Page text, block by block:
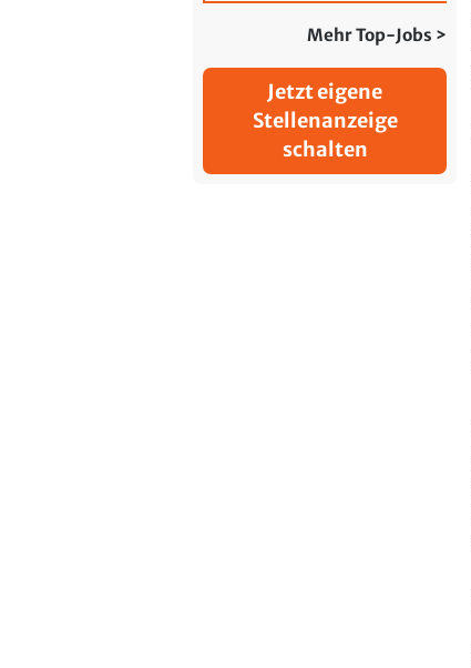
Mehr Top-Jobs >
Jetzt eigene
Stellenanzeige
schalten